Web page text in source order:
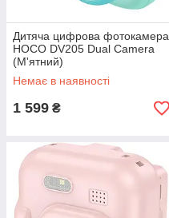
Дитяча цифрова фотокамера
HOCO DV205 Dual Сamera
(М'ятний)
Немає в наявності
1 599 ₴